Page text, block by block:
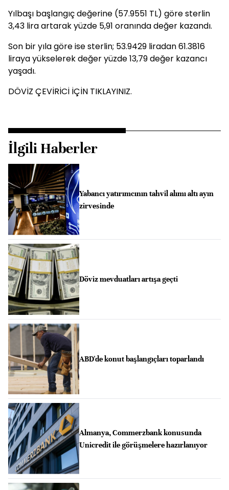
Yılbaşı başlangıç değerine (57.9551 TL) göre sterlin
3,43 lira artarak yüzde 5,91 oranında değer kazandı.
Son bir yıla göre ise sterlin; 53.9429 liradan 61.3816
liraya yükselerek değer yüzde 13,79 değer kazancı
yaşadı.
DÖVİZ ÇEVİRİCİ İÇİN TIKLAYINIZ.
İlgili Haberler
Yabancı yatırımcının tahvil alımı altı ayın
zirvesinde
Döviz mevduatları artışa geçti
ABD'de konut başlangıçları toparlandı
Almanya, Commerzbank konusunda
Unicredit ile görüşmelere hazırlanıyor